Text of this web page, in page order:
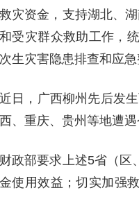
救灾资金，支持湖北、
和受灾群众救助工作，
次生灾害隐患排查和应
近日，广西柳州先后发
西、重庆、贵州等地遭
财政部要求上述5省（区
金使用效益；切实加强